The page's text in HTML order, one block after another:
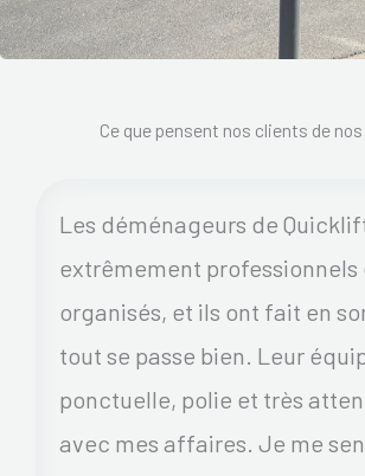
Ce que pensent nos clients de
Les déménageurs de
extrêmement professionnels
organisés, et ils ont fait en
tout se passe bien. Leur
ponctuelle, polie et très
avec mes affaires. Je me